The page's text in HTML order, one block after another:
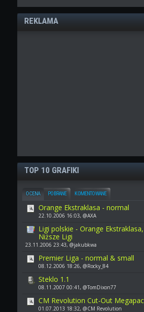
REKLAMA
TOP 10 GRAFIKI
OCENA POBRANE KOMENTOWANE
Orange Ekstraklasa - normal
22.10.2006 16:03, @AXA
Ligi polskie - Orange
Niższe Ligi
23.11.2006 23:43, @jakubkwa
Premier Liga - normal & small
08.12.2006 18:26, @Rocky_84
Steklo 1.1
08.11.2007 00:41, @TomDixon77
CM Revolution Cut-Out
01.07.2013 18:32, @CM Revolution